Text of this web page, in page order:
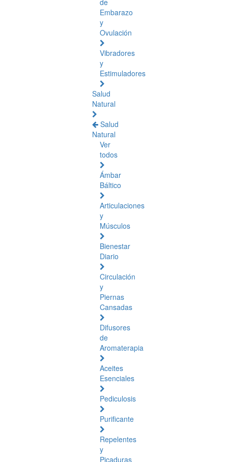
de
Embarazo
y
Ovulación
Vibradores
y
Estimuladores
Salud
Natural
Salud
Natural
Ver
todos
Ámbar
Báltico
Articulaciones
y
Músculos
Bienestar
Diario
Circulación
y
Piernas
Cansadas
Difusores
de
Aromaterapia
Aceites
Esenciales
Pediculosis
Purificante
Repelentes
y
Picaduras